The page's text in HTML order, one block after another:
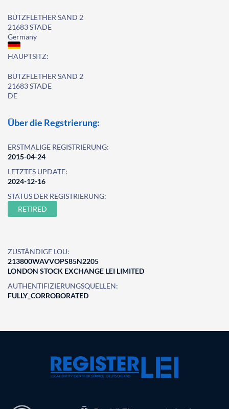
BÜTZFLETHER SAND 2
21683 STADE
Germany
HAUPTSITZ:
BÜTZFLETHER SAND 2
21683 STADE
DE
Über die Regstrierung:
ERSTMALIGE REGISTRIERUNG:
2015-04-24
LETZTES UPDATE:
2024-12-16
STATUS DER REGISTRIERUNG:
RETIRED
ZUSTÄNDIGE LOU:
213800WAVVOPS85N2205
LONDON STOCK EXCHANGE LEI LIMITED
AUTHENTIFIZIERUNGSQUELLEN:
FULLY_CORROBORATED